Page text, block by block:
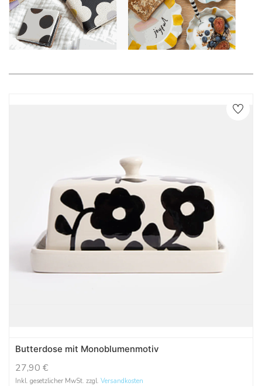
Butterdose mit Monoblumenmotiv
27,90 €
Inkl. gesetzlicher MwSt. zzgl. Versandkosten